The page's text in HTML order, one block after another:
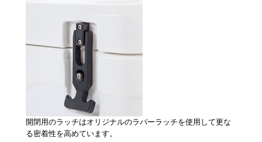
開閉用のラッチはオリジナルのラバーラッチを使用して更な
る密着性を高めています。